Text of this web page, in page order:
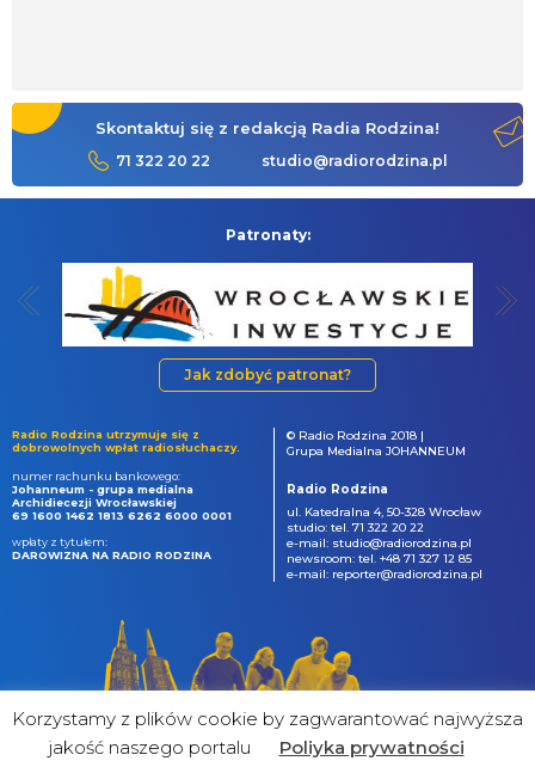
Skontaktuj się z redakcją Radia Rodzina!
71 322 20 22 studio@radiorodzina.pl
Patronaty:
Jak zdobyć patronat?
Radio Rodzina utrzymuje się z
dobrowolnych wpłat radiosłuchaczy.
numer rachunku bankowego:
Johanneum - grupa medialna
Archidiecezji Wrocławskiej
69 1600 1462 1813 6262 6000 0001
wpłaty z tytułem:
DAROWIZNA NA RADIO RODZINA
© Radio Rodzina 2018 |
Grupa Medialna JOHANNEUM
Radio Rodzina
ul. Katedralna 4, 50-328 Wrocław
studio: tel. 71 322 20 22
e-mail: studio@radiorodzina.pl
newsroom: tel. +48 71 327 12 85
e-mail: reporter@radiorodzina.pl
Korzystamy z plików cookie by zagwarantować najwyższa
jakość naszego portalu
Poliyka prywatności